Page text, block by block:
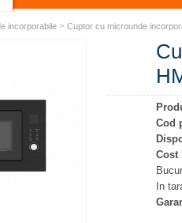
incorporabile > Cuptor cu microunde
Cod
Cost
In